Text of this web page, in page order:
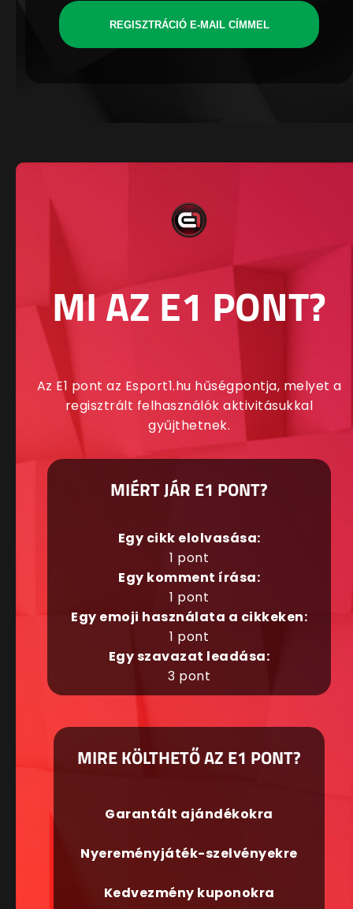
REGISZTRÁCIÓ E-MAIL CÍMMEL
MI AZ E1 PONT?
Az E1 pont az Esport1.hu hűségpontja, melyet a
regisztrált felhasználók aktivitásukkal
gyűjthetnek.
MIÉRT JÁR E1 PONT?
Egy cikk elolvasása:
1 pont
Egy komment írása:
1 pont
Egy emoji használata a cikkeken:
1 pont
Egy szavazat leadása:
3 pont
MIRE KÖLTHETŐ AZ E1 PONT?
Garantált ajándékokra
Nyereményjáték-szelvényekre
Kedvezmény kuponokra